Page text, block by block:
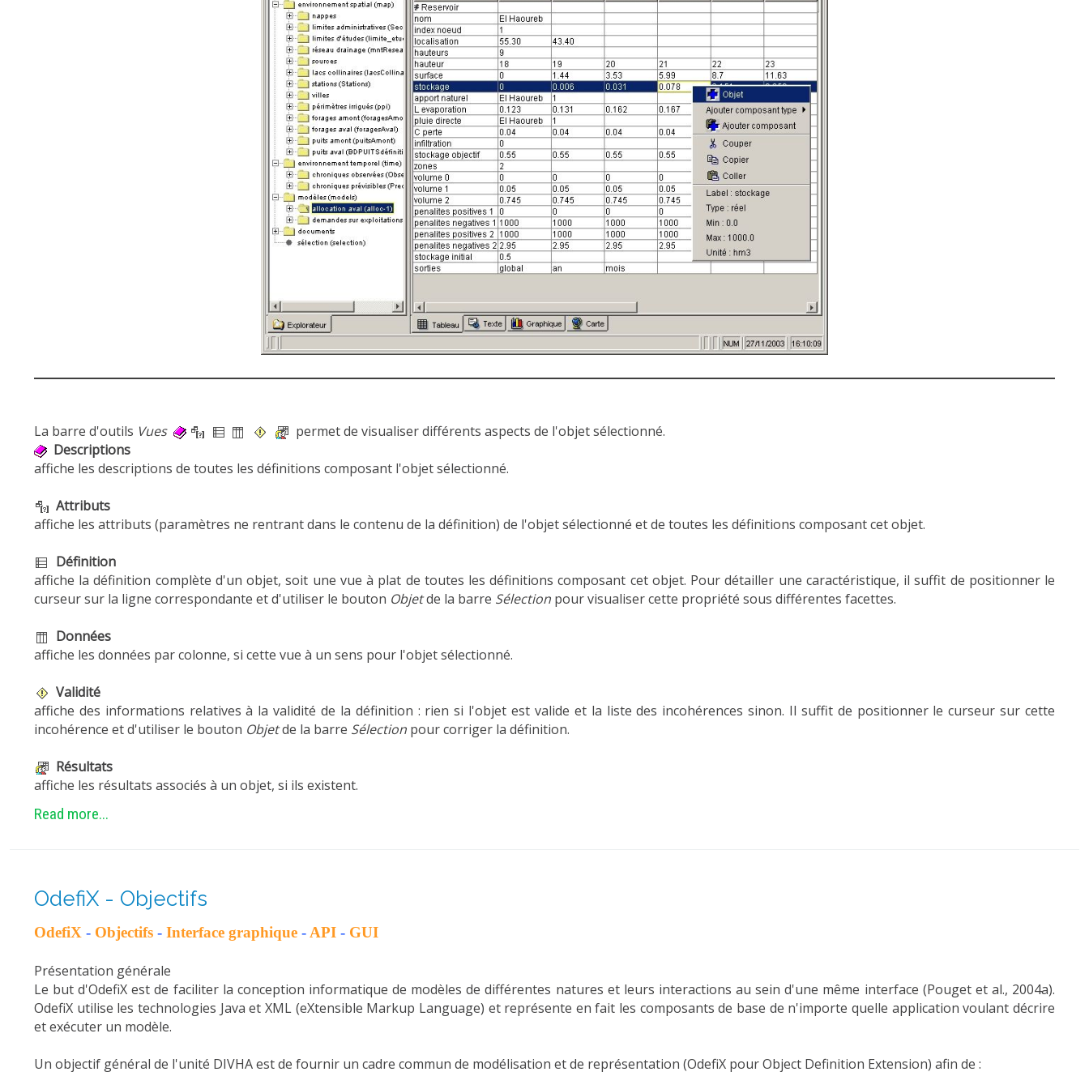
La barre d'outils Vues
permet de visualiser différents aspects de l'objet sélectionné.
Descriptions
affiche les descriptions de toutes les définitions composant l'objet sélectionné.
Attributs
affiche les attributs (paramètres ne rentrant dans le contenu de la définition) de l'objet sélectionné et de toutes les définitions composant cet objet.
Définition
affiche la définition complète d'un objet, soit une vue à plat de toutes les définitions composant cet objet. Pour détailler une caractéristique, il suffit de positionner le
curseur sur la ligne correspondante et d'utiliser le bouton Objetde la barre Sélection pour visualiser cette propriété sous différentes facettes.
Données
affiche les données par colonne, si cette vue à un sens pour l'objet sélectionné.
Validité
affiche des informations relatives à la validité de la définition : rien si l'objet est valide et la liste des incohérences sinon. Il suffit de positionner le curseur sur cette
incohérence et d'utiliser le bouton Objetde la barre Sélection pour corriger la définition.
Résultats
affiche les résultats associés à un objet, si ils existent.
Read more...
OdefiX - Objectifs
OdefiX - Objectifs - Interface graphique - API - GUI
Présentation générale
Le but d'OdefiX est de faciliter la conception informatique de modèles de différentes natures et leurs interactions au sein d'une même interface (Pouget et al., 2004a).
OdefiX utilise les technologies Java et XML (eXtensible Markup Language) et représente en fait les composants de base de n'importe quelle application voulant décrire
et exécuter un modèle.
Un objectif général de l'unité DIVHA est de fournir un cadre commun de modélisation et de représentation (OdefiX pour Object Definition Extension) afin de :